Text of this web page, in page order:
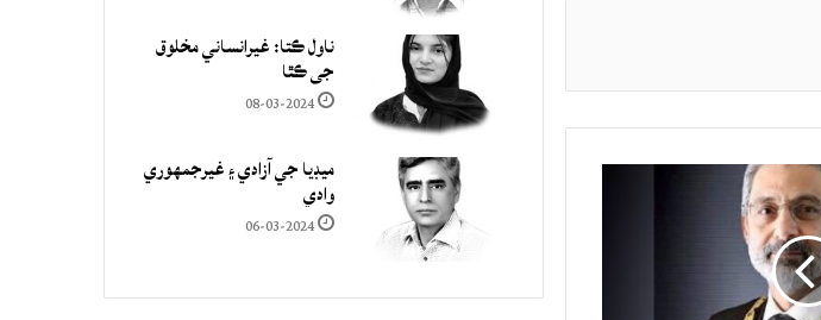
ناول ڪتا: غيرانساني مخلوق
جي ڪٿا
08-03-2024
ميڊيا جي آزادي ۽ غيرجمھوري
وادي
06-03-2024